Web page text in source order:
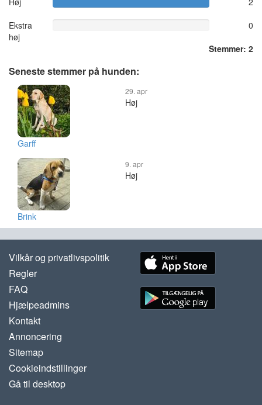
Ekstra
høj
0
Stemmer: 2
Seneste stemmer på hunden:
Garff
29. apr
Høj
Brink
9. apr
Høj
Vilkår og privatlivspolitik
Regler
FAQ
Hjælpeadmins
Kontakt
Annoncering
Sitemap
Cookieindstillinger
Gå til desktop